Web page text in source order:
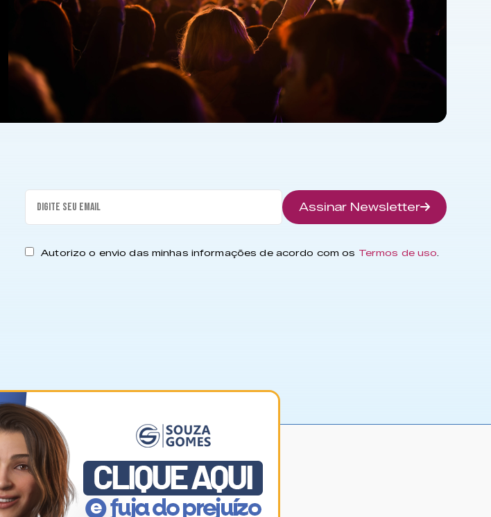
Assinar Newsletter
Autorizo o envio das minhas informações de acordo com os Termos de uso